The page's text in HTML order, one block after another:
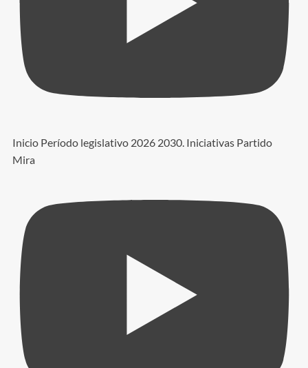
Inicio Período legislativo 2026 2030. Iniciativas Partido
Mira